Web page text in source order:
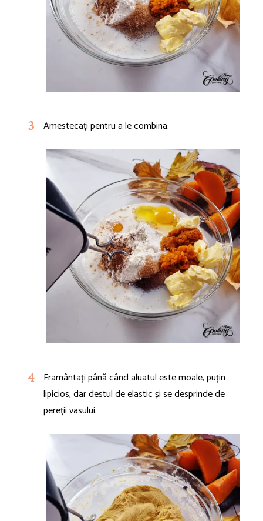
Amestecați pentru a le combina.
Framântați până când aluatul este moale, puțin
lipicios, dar destul de elastic și se desprinde de
pereții vasului.